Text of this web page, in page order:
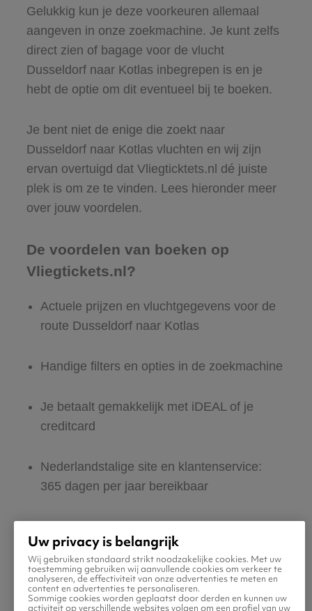
Gelukkig kun je deze voorkeuren allemaal
aangeven in onze zoekmachine. Je kunt zelfs
direct zien of bagage voor de vlucht
Dusseldorf naar Kotlas inbegrepen is en je
hebt de optie om dit eventueel bij te boeken.
Je bent niet de enige die zoekt naar
Dusseldorf naar Kotlas vluchten en wij zijn
ervan overtuigd dat Vliegticktets.nl dé juiste
plek is om ze te vinden. Lees hieronder meer
over jouw voordelen.
De voordelen van boeken op
Vliegtickets.nl?
Actuele prijzen en vluchtgegevens voor de
route Dusseldorf naar Kotlas
Handige filters en opties in de zoekmachine
Je betaalt gemakkelijk met iDEAL of je
creditcard
Nederlandstalige site en klantenservice:
365 dagen per jaar bereikbaar
Boek ook direct een hotel of huurauto voor
in Kotlas
Uw privacy is belangrijk
Wij gebruiken standaard strikt noodzakelijke cookies. Met uw
toestemming gebruiken wij aanvullende cookies om verkeer te
analyseren, de effectiviteit van onze advertenties te meten en
content en advertenties te personaliseren.
Sommige cookies worden geplaatst door derden en kunnen uw
activiteit op verschillende websites volgen om een profiel van uw